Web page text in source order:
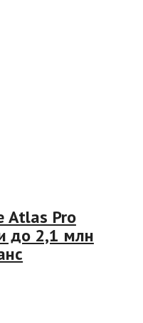
Atlas Pro
до 2,1 млн